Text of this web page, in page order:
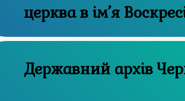
церква в ім’я